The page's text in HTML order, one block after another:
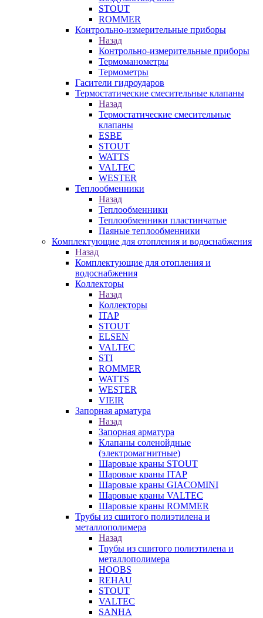
STOUT
ROMMER
Контрольно-измерительные приборы
Назад
Контрольно-измерительные приборы
Термоманометры
Термометры
Гасители гидроударов
Термостатические смесительные клапаны
Назад
Термостатические смесительные
клапаны
ESBE
STOUT
WATTS
VALTEC
WESTER
Теплообменники
Назад
Теплообменники
Теплообменники пластинчатые
Паяные теплообменники
Комплектующие для отопления и водоснабжения
Назад
Комплектующие для отопления и
водоснабжения
Коллекторы
Назад
Коллекторы
ITAP
STOUT
ELSEN
VALTEC
STI
ROMMER
WATTS
WESTER
VIEIR
Запорная арматура
Назад
Запорная арматура
Клапаны соленойдные
(электромагнитные)
Шаровые краны STOUT
Шаровые краны ITAP
Шаровые краны GIACOMINI
Шаровые краны VALTEC
Шаровые краны ROMMER
Трубы из сшитого полиэтилена и
металлополимера
Назад
Трубы из сшитого полиэтилена и
металлополимера
HOOBS
REHAU
STOUT
VALTEC
SANHA